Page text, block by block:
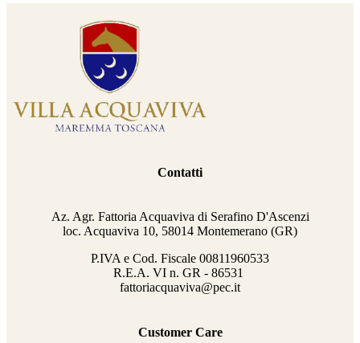
Contatti
Az. Agr. Fattoria Acquaviva di Serafino D'Ascenzi
loc. Acquaviva 10, 58014 Montemerano (GR)
P.IVA e Cod. Fiscale 00811960533
R.E.A. VI n. GR - 86531
fattoriacquaviva@pec.it
Customer Care